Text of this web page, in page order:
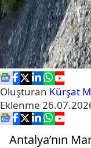
Oluşturan Kürşat
Eklenme
Antalya’nın